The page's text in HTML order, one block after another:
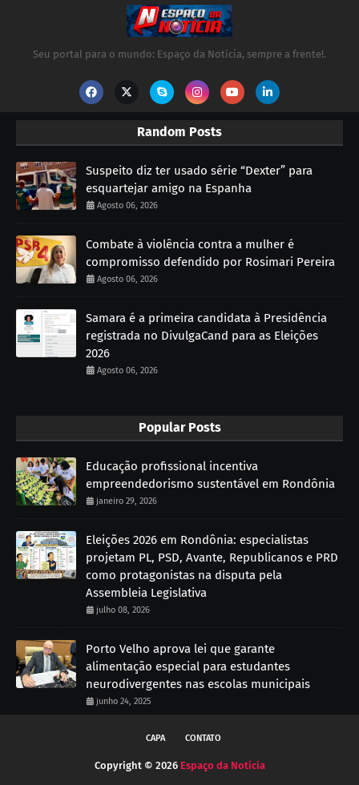
Seu portal para o mundo: Espaço da Notícia, sempre a frente!.
Random Posts
Suspeito diz ter usado série “Dexter” para
esquartejar amigo na Espanha
Agosto 06, 2026
Combate à violência contra a mulher é
compromisso defendido por Rosimari Pereira
Agosto 06, 2026
Samara é a primeira candidata à Presidência
registrada no DivulgaCand para as Eleições
2026
Agosto 06, 2026
Popular Posts
Educação profissional incentiva
empreendedorismo sustentável em Rondônia
janeiro 29, 2026
Eleições 2026 em Rondônia: especialistas
projetam PL, PSD, Avante, Republicanos e PRD
como protagonistas na disputa pela
Assembleia Legislativa
julho 08, 2026
Porto Velho aprova lei que garante
alimentação especial para estudantes
neurodivergentes nas escolas municipais
junho 24, 2025
CAPA CONTATO
Copyright © 2026 Espaço da Notícia